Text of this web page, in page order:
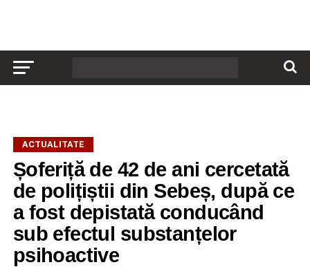
ACTUALITATE
Șoferiță de 42 de ani cercetată
de polițiștii din Sebeș, după ce
a fost depistată conducând
sub efectul substanțelor
psihoactive